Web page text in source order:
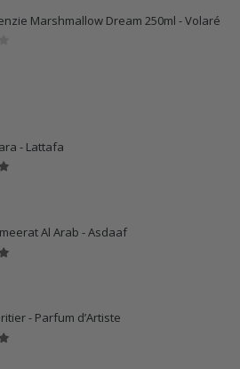
Marshmallow Dream 250ml - Volaré
- Lattafa
Al Arab - Asdaaf
- Parfum d’Artiste